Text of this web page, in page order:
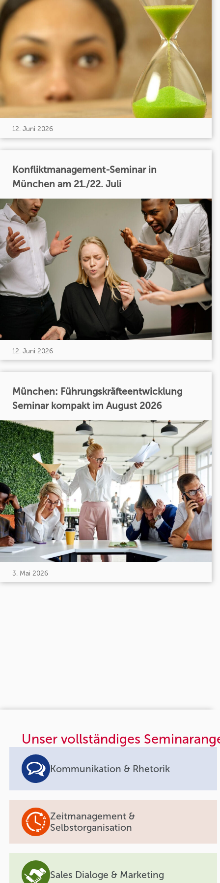
12. Juni 2026
Konfliktmanagement-Seminar in
München am 21./22. Juli
12. Juni 2026
München: Führungskräfteentwicklung
Seminar kompakt im August 2026
3. Mai 2026
Unser vollständiges
Kommunikation & Rhetorik
Zeitmanagement &
Selbstorganisation
Sales Dialoge & Marketing